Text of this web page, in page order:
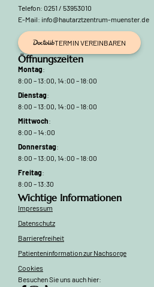
Telefon: 0251 / 53953010
E-Mail: info@hautarztzentrum-muenster.de
TERMIN VEREINBAREN
Öffnungszeiten
Montag:
8:00 – 13:00, 14:00 – 18:00
Dienstag:
8:00 – 13:00, 14:00 – 18:00
Mittwoch:
8:00 – 14:00
Donnerstag:
8:00 – 13:00, 14:00 – 18:00
Freitag:
8:00 – 13:30
Wichtige Informationen
Impressum
Datenschutz
Barrierefreiheit
Patienteninformation zur Nachsorge
Cookies
Besuchen Sie uns auch hier: